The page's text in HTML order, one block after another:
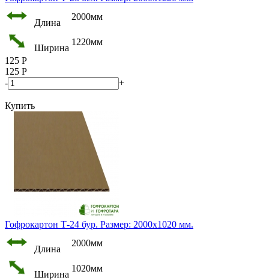
Длина
2000мм
Ширина
1220мм
125 Р
125 Р
-
+
Купить
Гофрокартон Т-24 бур. Размер: 2000х1020 мм.
Длина
2000мм
Ширина
1020мм